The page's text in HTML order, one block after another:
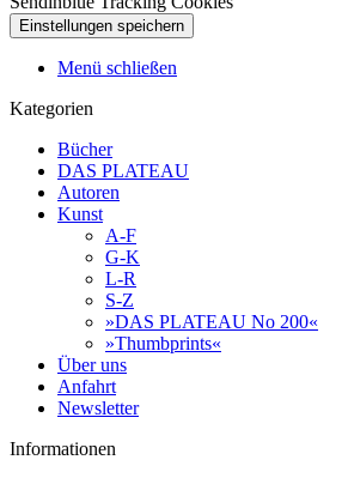
Menü schließen
Kategorien
Bücher
DAS PLATEAU
Autoren
Kunst
A-F
G-K
L-R
S-Z
»DAS PLATEAU No 200«
»Thumbprints«
Über uns
Anfahrt
Newsletter
Informationen